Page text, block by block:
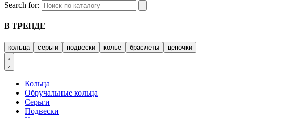
Search for:
В ТРЕНДЕ
кольца серьги подвески колье браслеты цепочки
Кольца
Обручальные кольца
Серьги
Подвески